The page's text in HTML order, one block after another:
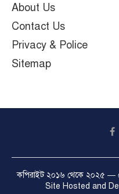
About Us
Contact Us
Privacy & Police
Sitemap
কপিরাইট ২০১৬ থেকে ২০২৫ —
Site Hosted and